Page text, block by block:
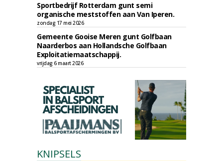
Sportbedrijf Rotterdam gunt semi
organische meststoffen aan Van Iperen.
zondag 17 mei 2026
Gemeente Gooise Meren gunt Golfbaan
Naarderbos aan Hollandsche Golfbaan
Exploitatiemaatschappij.
vrijdag 6 maart 2026
KNIPSELS